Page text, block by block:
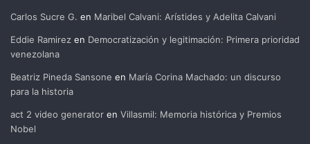
Carlos Sucre G. en Maribel Calvani: Arístides y Adelita Calvani
Eddie Ramirez en Democratización y legitimación: Primera prioridad
venezolana
Beatriz Pineda Sansone en María Corina Machado: un discurso
para la historia
act 2 video generator en Villasmil: Memoria histórica y Premios
Nobel